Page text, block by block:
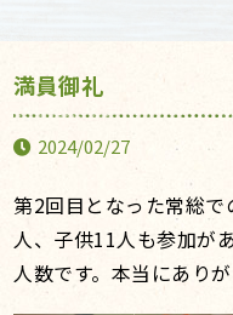
満員御礼
2024/02/27
第2回目となった常総
人、子供11人も参加が
人数です。本当にあり